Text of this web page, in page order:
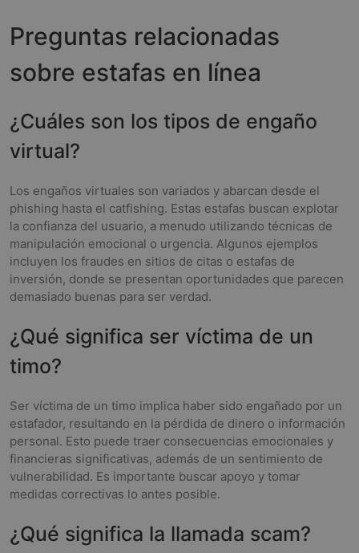
Preguntas relacionadas
sobre estafas en línea
¿Cuáles son los tipos de engaño
virtual?
Los engaños virtuales son variados y abarcan desde el
phishing hasta el catfishing. Estas estafas buscan explotar
la confianza del usuario, a menudo utilizando técnicas de
manipulación emocional o urgencia. Algunos ejemplos
incluyen los fraudes en sitios de citas o estafas de
inversión, donde se presentan oportunidades que parecen
demasiado buenas para ser verdad.
¿Qué significa ser víctima de un
timo?
Ser víctima de un timo implica haber sido engañado por un
estafador, resultando en la pérdida de dinero o información
personal. Esto puede traer consecuencias emocionales y
financieras significativas, además de un sentimiento de
vulnerabilidad. Es importante buscar apoyo y tomar
medidas correctivas lo antes posible.
¿Qué significa la llamada scam?